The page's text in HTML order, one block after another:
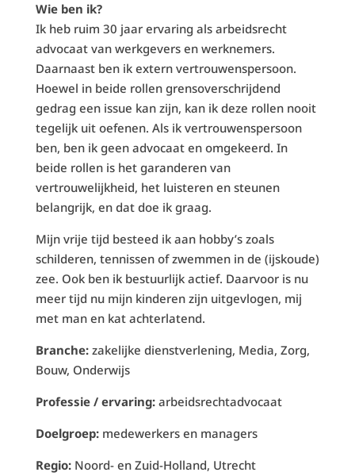
Wie ben ik?
Ik heb ruim 30 jaar ervaring als arbeidsrecht
advocaat van werkgevers en werknemers.
Daarnaast ben ik extern vertrouwenspersoon.
Hoewel in beide rollen grensoverschrijdend
gedrag een issue kan zijn, kan ik deze rollen nooit
tegelijk uit oefenen. Als ik vertrouwenspersoon
ben, ben ik geen advocaat en omgekeerd. In
beide rollen is het garanderen van
vertrouwelijkheid, het luisteren en steunen
belangrijk, en dat doe ik graag.
Mijn vrije tijd besteed ik aan hobby’s zoals
schilderen, tennissen of zwemmen in de (ijskoude)
zee. Ook ben ik bestuurlijk actief. Daarvoor is nu
meer tijd nu mijn kinderen zijn uitgevlogen, mij
met man en kat achterlatend.
Branche:zakelijke dienstverlening, Media, Zorg,
Bouw, Onderwijs
Professie / ervaring: arbeidsrechtadvocaat
Doelgroep:medewerkers en managers
Regio: Noord- en Zuid-Holland, Utrecht